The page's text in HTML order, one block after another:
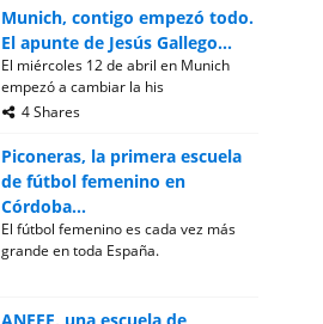
Munich, contigo empezó todo.
El apunte de Jesús Gallego...
El miércoles 12 de abril en Munich
empezó a cambiar la his
4 Shares
Piconeras, la primera escuela
de fútbol femenino en
Córdoba...
El fútbol femenino es cada vez más
grande en toda España.